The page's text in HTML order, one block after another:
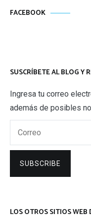
FACEBOOK
SUSCRÍBETE AL BLOG Y
Ingresa tu correo
además de posibles
SUBSCRIBE
LOS OTROS SITIOS WEB